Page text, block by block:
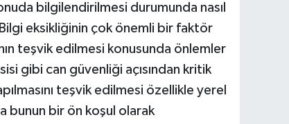
bilgilendirilmesi durumunda nasıl
Bilgi eksikliğinin çok önemli bir faktör
teşvik edilmesi konusunda önlemler
gibi can güvenliği açısından kritik
teşvik edilmesi özellikle yerel
bunun bir ön koşul olarak